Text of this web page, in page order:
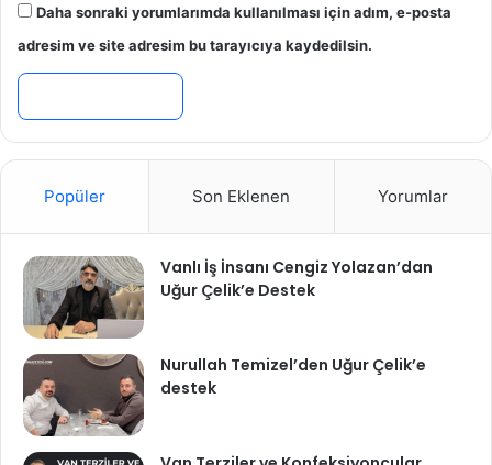
Daha sonraki yorumlarımda kullanılması için adım, e-posta
adresim ve site adresim bu tarayıcıya kaydedilsin.
Popüler Son Eklenen Yorumlar
Vanlı İş İnsanı Cengiz Yolazan’dan
Uğur Çelik’e Destek
Nurullah Temizel’den Uğur Çelik’e
destek